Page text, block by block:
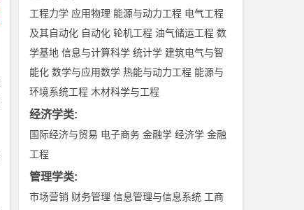
工程力学 应用物理 能源与动力工程 电气工程
及其自动化 自动化 轮机工程 油气储运工程 数
学基地 信息与计算科学 统计学 建筑电气与智
能化 数学与应用数学 热能与动力工程 能源与
环境系统工程 木材科学与工程
经济学类:
国际经济与贸易 电子商务 金融学 经济学 金融
工程
管理学类:
市场营销 财务管理 信息管理与信息系统 工商